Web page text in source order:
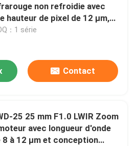
non refroidie avec
hauteur de pixel de 12 μm,
résolution de 640 × 512 et
：1 série
Contact
25 25 mm F1.0 LWIR Zoom
avec longueur d'onde
8 à 12 μm et conception